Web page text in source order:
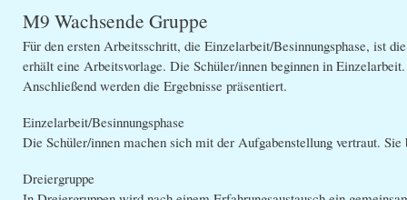
M9 Wachsende Gruppe
Für den ersten Arbeitsschritt, die Einzelarbeit/Besinnungsphase, ist
erhält eine Arbeitsvorlage. Die Schüler/innen beginnen in
Anschließend werden die Ergebnisse präsentiert.
Einzelarbeit/Besinnungsphase
Die Schüler/innen machen sich mit der Aufgabenstellung vertraut.
Dreiergruppe